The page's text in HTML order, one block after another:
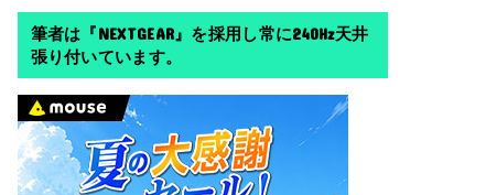
筆者は『NEXTGEAR』を採用し常に240Hz天井
張り付いています。